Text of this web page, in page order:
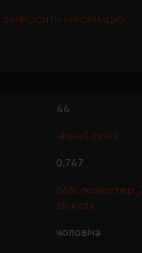
ЗАПРОСИТИ ІНФОРМАЦІЮ
44
нічний синій
0.747
66% поліестер,
віскоза
чоловіча